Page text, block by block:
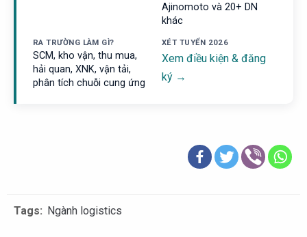
Ajinomoto và 20+ DN
khác
RA TRƯỜNG LÀM GÌ?
SCM, kho vận, thu mua,
hải quan, XNK, vận tải,
phân tích chuỗi cung ứng
XÉT TUYỂN 2026
Xem điều kiện & đăng
ký →
Tags: Ngành logistics